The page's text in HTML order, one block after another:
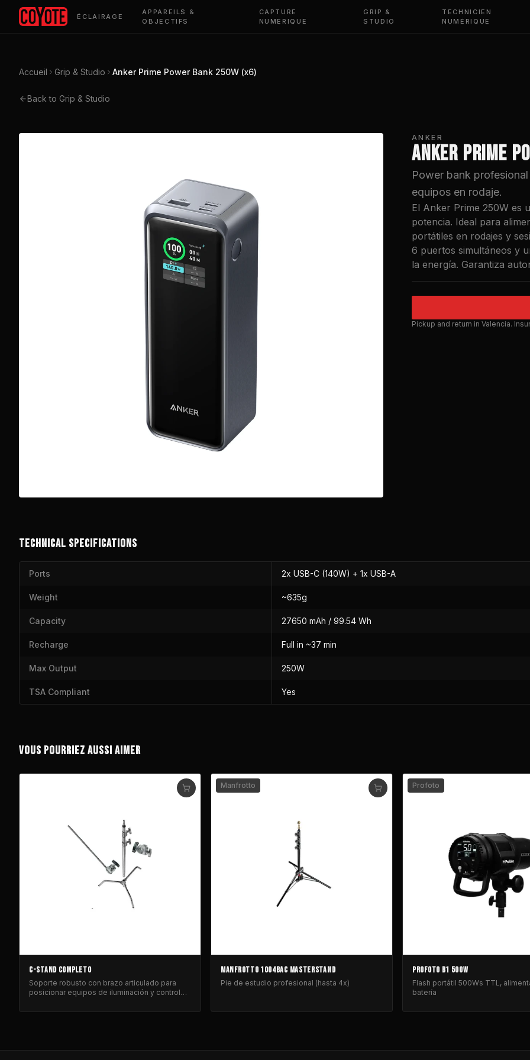
ÉCLAIRAGE
APPAREILS &
OBJECTIFS
CAPTURE
NUMÉRIQUE
GRIP &
STUDIO
TECHNICIEN
NUMÉRIQUE
Accueil Grip & Studio Anker Prime Power Bank 250W (x6)
Back to Grip & Studio
ANKER
ANKER PRIME
Power bank
equipos en rodaje.
El Anker Prime 250W es
potencia. Ideal para
portátiles en rodajes y
6 puertos simultáneos y
la energía. Garantiza
Pickup and return in Valencia.
TECHNICAL SPECIFICATIONS
Ports 2x USB-C (140W) + 1x USB-A
Weight ~635g
Capacity 27650 mAh / 99.54 Wh
Recharge Full in ~37 min
Max Output 250W
TSA Compliant Yes
VOUS POURRIEZ AUSSI AIMER
C-STAND COMPLETO
Soporte robusto con brazo articulado para
posicionar equipos de iluminación y control
Manfrotto
MANFROTTO 1004BAC MASTERSTAND
Pie de estudio profesional (hasta 4x)
Profoto
PROFOTO B1 500W
Flash portátil 500Ws TTL,
batería